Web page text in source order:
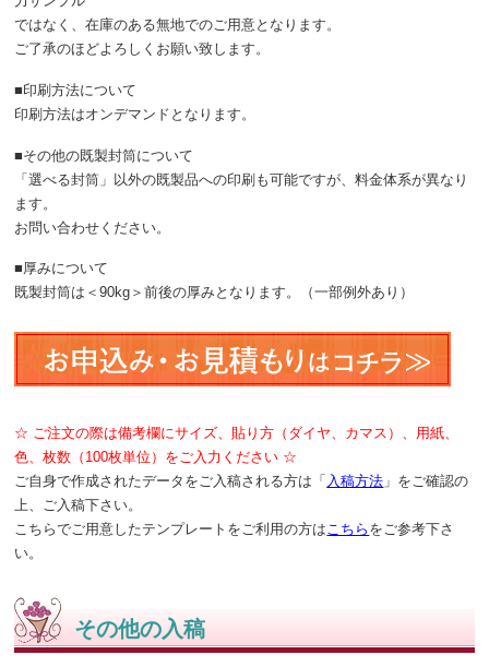
ではなく、在庫のある無地でのご用意となります。
ご了承のほどよろしくお願い致します。
■印刷方法について
印刷方法はオンデマンドとなります。
■その他の既製封筒について
「選べる封筒」以外の既製品への印刷も可能ですが、料金体系が異なり
ます。
お問い合わせください。
■厚みについて
既製封筒は＜90kg＞前後の厚みとなります。（一部例外あり）
☆ ご注文の際は備考欄にサイズ、貼り方（ダイヤ、カマス）、用紙、
色、枚数（100枚単位）をご入力ください ☆
ご自身で作成されたデータをご入稿される方は「 入稿方法 」をご確認の
上、ご入稿下さい。
こちらでご用意したテンプレートをご利用の方はこちら をご参考下さ
い。
その他の入稿